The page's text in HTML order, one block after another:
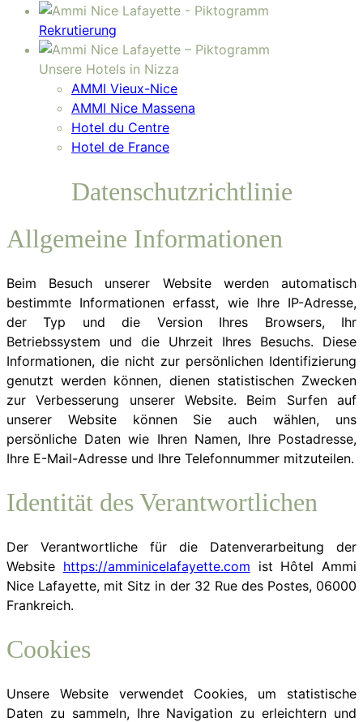
Rekrutierung
Unsere Hotels in Nizza
AMMI Vieux-Nice
AMMI Nice Massena
Hotel du Centre
Hotel de France
Datenschutzrichtlinie
Allgemeine Informationen
Beim Besuch unserer Website werden automatisch
bestimmte Informationen erfasst, wie Ihre IP-Adresse,
der Typ und die Version Ihres Browsers, Ihr
Betriebssystem und die Uhrzeit Ihres Besuchs. Diese
Informationen, die nicht zur persönlichen Identifizierung
genutzt werden können, dienen statistischen Zwecken
zur Verbesserung unserer Website. Beim Surfen auf
unserer Website können Sie auch wählen, uns
persönliche Daten wie Ihren Namen, Ihre Postadresse,
Ihre E-Mail-Adresse und Ihre Telefonnummer mitzuteilen.
Identität des Verantwortlichen
Der Verantwortliche für die Datenverarbeitung der
Website https://amminicelafayette.com ist Hôtel Ammi
Nice Lafayette, mit Sitz in der 32 Rue des Postes, 06000
Frankreich.
Cookies
Unsere Website verwendet Cookies, um statistische
Daten zu sammeln, Ihre Navigation zu erleichtern und